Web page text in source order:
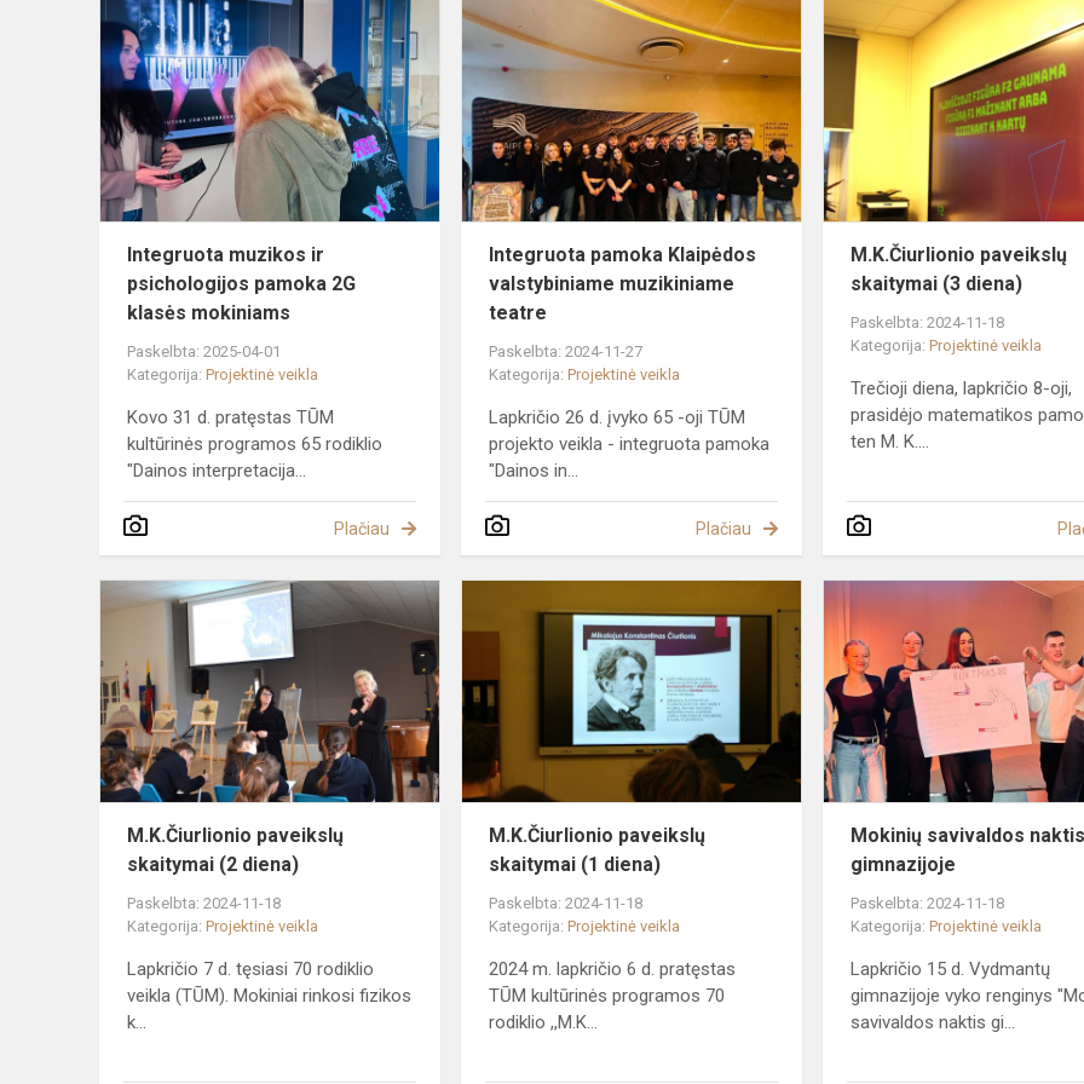
Integruota
muzikos
psichologijos
pamoka
klasės
mokini...
Integruota muzikos ir
psichologijos pamoka 2G
klasės mokiniams
Paskelbta: 2025-04-01
Kategorija: Projektinė veikla
Kovo 31 d. pratęstas TŪM
kultūrinės programos 65 rodiklio
"Dainos interpretacija...
Plačiau
Integruota
pamoka
Klaipėdos
valstybiniame
muzikiniame
teatr...
Integruota pamoka Klaipėdos
valstybiniame muzikiniame
teatre
Paskelbta: 2024-11-27
Kategorija:Projektinė veikla
Lapkričio 26 d. įvyko 65 -oji TŪM
projekto veikla - integruota pamoka
"Dainos in...
Plačiau
M.K.Čiurlionio paveikslų
skaitymai (3 diena)
Paskelbta: 2024-11-18
Kategorija:Projektinė veikla
Trečioji diena, lapkričio 8-oji,
prasidėjo matematikos
ten M. K....
M.K.Čiurlionio
(2
diena)
M.K.Čiurlionio paveikslų
skaitymai (2 diena)
Paskelbta: 2024-11-18
Kategorija: Projektinė veikla
Lapkričio 7 d. tęsiasi 70 rodiklio
veikla (TŪM). Mokiniai rinkosi fizikos
k...
M.K.Čiurlionio
paveikslų
skaitymai
diena)
M.K.Čiurlionio paveikslų
skaitymai (1 diena)
Paskelbta: 2024-11-18
Kategorija:Projektinė veikla
2024 m. lapkričio 6 d. pratęstas
TŪM kultūrinės programos 70
rodiklio ,,M.K...
Mokinių savivaldos naktis
gimnazijoje
Paskelbta: 2024-11-18
Kategorija:Projektinė veikla
Lapkričio 15 d. Vydmantų
gimnazijoje vyko renginys
savivaldos naktis gi...